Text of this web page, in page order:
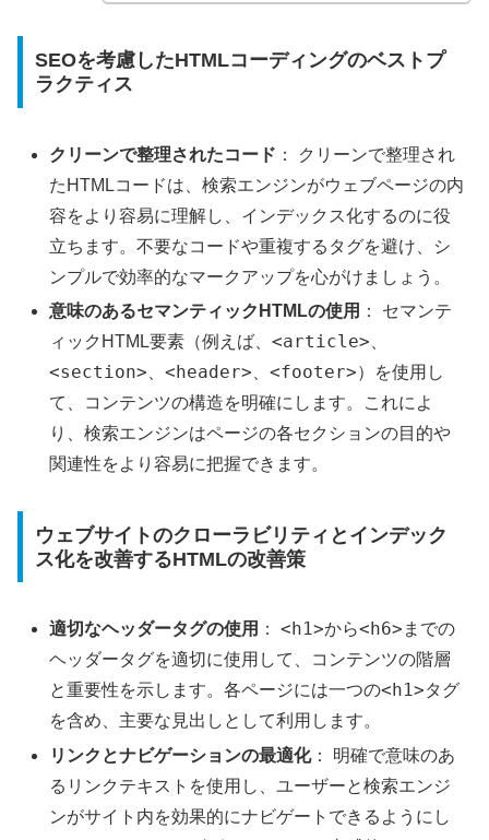
SEOを考慮したHTMLコーディングのベストプ
ラクティス
クリーンで整理されたコード ： クリーンで整理され
たHTMLコードは、検索エンジンがウェブページの内
容をより容易に理解し、インデックス化するのに役
立ちます。不要なコードや重複するタグを避け、シ
ンプルで効率的なマークアップを心がけましょう。
意味のあるセマンティックHTMLの使用 ： セマンテ
ィックHTML要素（例えば、<article>
<section> 、<header> 、<footer>）を使用し
て、コンテンツの構造を明確にします。これによ
り、検索エンジンはページの各セクションの目的や
関連性をより容易に把握できます。
ウェブサイトのクローラビリティとインデック
ス化を改善するHTMLの改善策
適切なヘッダータグの使用 ：<h1>から<h6> までの
ヘッダータグを適切に使用して、コンテンツの階層
と重要性を示します。各ページには一つの<h1>タグ
を含め、主要な見出しとして利用します。
リンクとナビゲーションの最適化： 明確で意味のあ
るリンクテキストを使用し、ユーザーと検索エンジ
ンがサイト内を効果的にナビゲートできるようにし